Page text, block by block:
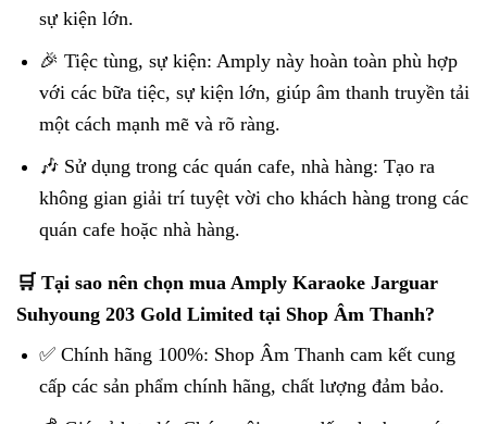
sự kiện lớn.
🎉 Tiệc tùng, sự kiện: Amply này hoàn toàn phù hợp
với các bữa tiệc, sự kiện lớn, giúp âm thanh truyền tải
một cách mạnh mẽ và rõ ràng.
🎶 Sử dụng trong các quán cafe, nhà hàng: Tạo ra
không gian giải trí tuyệt vời cho khách hàng trong các
quán cafe hoặc nhà hàng.
🛒 Tại sao nên chọn mua Amply Karaoke Jarguar
Suhyoung 203 Gold Limited tại Shop Âm Thanh?
✅ Chính hãng 100%: Shop Âm Thanh cam kết cung
cấp các sản phẩm chính hãng, chất lượng đảm bảo.